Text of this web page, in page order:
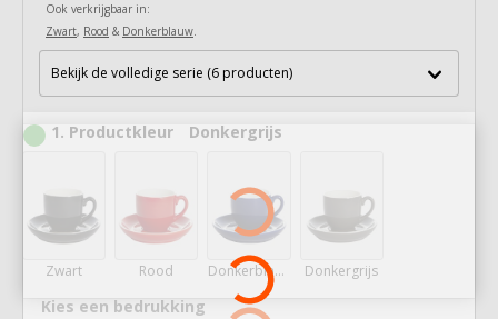
Ook verkrijgbaar in:
Zwart, Rood & Donkerblauw.
Bekijk de volledige serie (6 producten)
1 Productkleur Donkergrijs
Zwart Rood Donkerblauw Donkergrijs
Kies een bedrukking